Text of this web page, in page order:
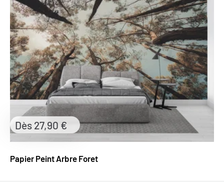
Papier Peint Arbre Foret
Prix
réduit
Dès 27,90 €